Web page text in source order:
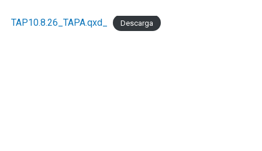
TAP10.8.26_TAPA.qxd_ Descarga